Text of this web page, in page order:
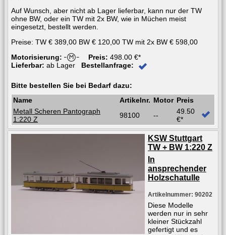
Auf Wunsch, aber nicht ab Lager lieferbar, kann nur der TW
ohne BW, oder ein TW mit 2x BW, wie in Müchen meist
eingesetzt, bestellt werden.
Preise: TW € 389,00 BW € 120,00 TW mit 2x BW € 598,00
Motorisierung:
Preis: 498.00 €*
Lieferbar: ab Lager Bestellanfrage:
Bitte bestellen Sie bei Bedarf dazu:
Name
Artikelnr. Motor Preis
Metall Scheren Pantograph
1:220 Z
98100 --
49.50
€*
KSW Stuttgart
TW + BW 1:220 Z
In
ansprechender
Holzschatulle
Artikelnummer: 90202
Diese Modelle
werden nur in sehr
kleiner Stückzahl
gefertigt und es